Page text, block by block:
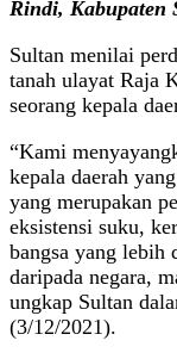
Rindi, Kabupaten
Sultan menilai
tanah ulayat Raja
seorang kepala
“Kami
kepala daerah
yang merupakan
eksistensi suku,
bangsa yang lebih
daripada negara,
ungkap Sultan
(3/12/2021).